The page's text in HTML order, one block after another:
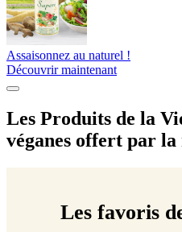
Assaisonnez au naturel !
Découvrir maintenant
Les Produits de la
véganes offert par la
Les favoris